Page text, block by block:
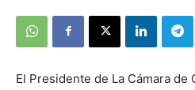
El Presidente de La Cámara